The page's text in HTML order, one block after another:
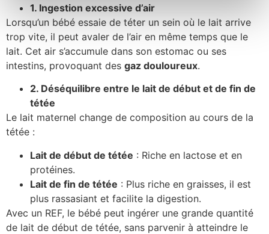
1. Ingestion excessive d’air
Lorsqu’un bébé essaie de téter un sein où le lait arrive
trop vite, il peut avaler de l’air en même temps que le
lait. Cet air s’accumule dans son estomac ou ses
intestins, provoquant des gaz douloureux.
2. Déséquilibre entre le lait de début et de fin de
tétée
Le lait maternel change de composition au cours de la
tétée :
Lait de début de tétée : Riche en lactose et en
protéines.
Lait de fin de tétée : Plus riche en graisses, il est
plus rassasiant et facilite la digestion.
Avec un REF, le bébé peut ingérer une grande quantité
de lait de début de tétée, sans parvenir à atteindre le